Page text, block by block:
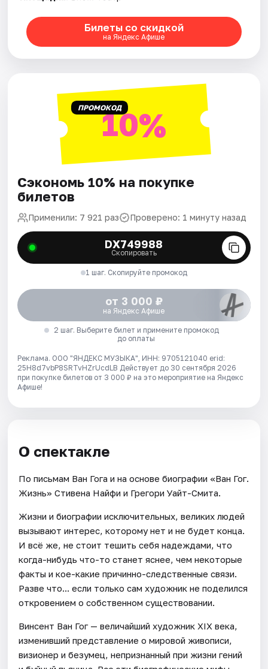
Билеты со скидкой
на Яндекс Афише
ПРОМОКОД10%
Сэкономь 10% на покупке
билетов
Применили: 7 921 раз Проверено: 1 минуту назад
DX749988
Скопировать
1 шаг. Скопируйте промокод
от 3 000 ₽
на Яндекс Афише
2 шаг. Выберите билет и примените промокод
до оплаты
Реклама. ООО "ЯНДЕКС МУЗЫКА", ИНН: 9705121040 erid:
25H8d7vbP8SRTvHZrUcdLB Действует до 30 сентября 2026
при покупке билетов от 3 000 ₽ на это мероприятие на Яндекс
Афише!
О спектакле
По письмам Ван Гога и на основе биографии «Ван Гог.
Жизнь» Стивена Найфи и Грегори Уайт-Смита.
Жизни и биографии исключительных, великих людей
вызывают интерес, которому нет и не будет конца.
И всё же, не стоит тешить себя надеждами, что
когда-нибудь что-то станет яснее, чем некоторые
факты и кое-какие причинно-следственные связи.
Разве что... если только сам художник не поделился
откровением о собственном существовании.
Винсент Ван Гог — величайший художник XIX века,
изменивший представление о мировой живописи,
визионер и безумец, непризнанный при жизни гений